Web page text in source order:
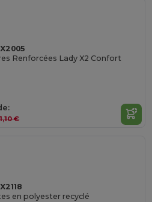
Renforcées Lady X2 Confort
€
en polyester recyclé